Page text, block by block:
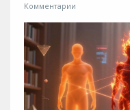
Комментарии